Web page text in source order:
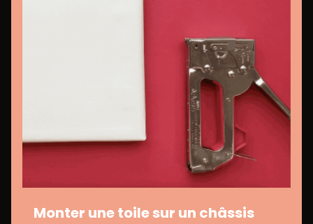
Monter une toile sur un châssis